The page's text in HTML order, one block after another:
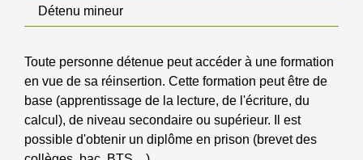
Détenu mineur
Toute personne détenue peut accéder à une formation
en vue de sa réinsertion. Cette formation peut être de
base (apprentissage de la lecture, de l'écriture, du
calcul), de niveau secondaire ou supérieur. Il est
possible d'obtenir un diplôme en prison (brevet des